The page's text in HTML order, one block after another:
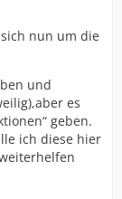
nun um die
und
es
geben.
ich diese hier